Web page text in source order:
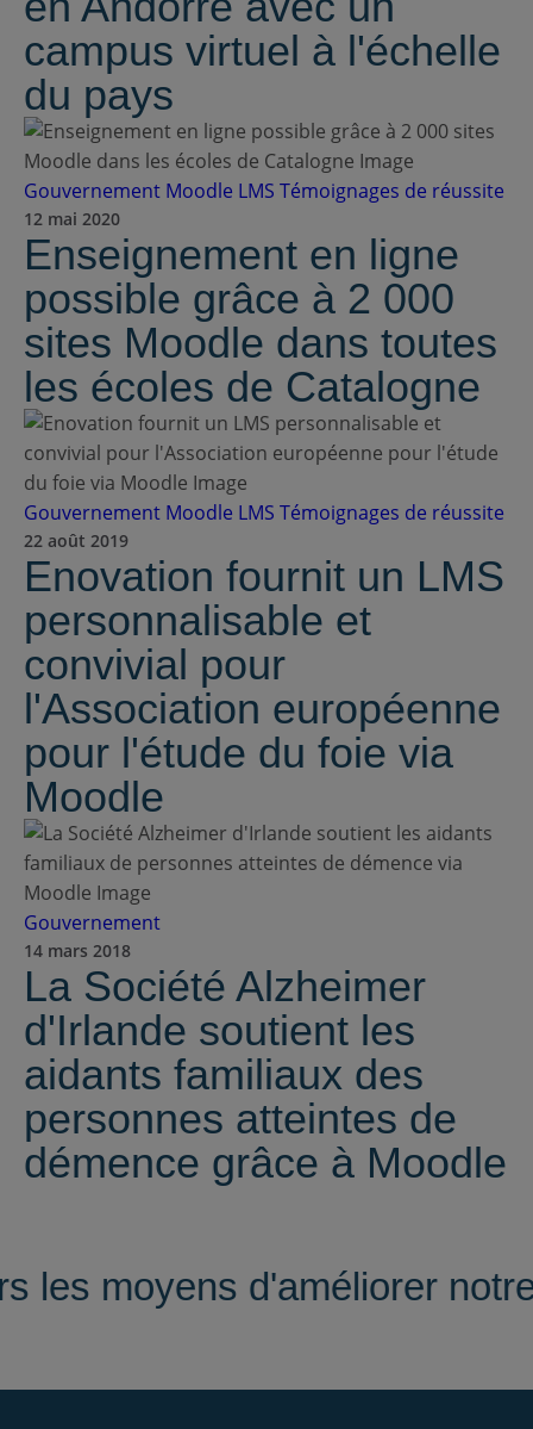
campus virtuel à l'échelle
du pays
Gouvernement Moodle LMS Témoignages de réussite
12 mai 2020
Enseignement en ligne
possible grâce à 2 000
sites Moodle dans toutes
les écoles de Catalogne
Gouvernement Moodle LMS Témoignages de réussite
22 août 2019
Enovation fournit un LMS
personnalisable et
convivial pour
l'Association européenne
pour l'étude du foie via
Moodle
Gouvernement
14 mars 2018
La Société Alzheimer
d'Irlande soutient les
aidants familiaux des
personnes atteintes de
démence grâce à Moodle
les moyens d'améliorer